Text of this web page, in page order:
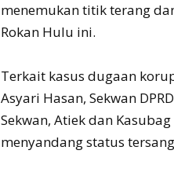
menemukan titik terang
Rokan Hulu ini.
Terkait kasus dugaan
Asyari Hasan, Sekwan
Sekwan, Atiek dan
menyandang status